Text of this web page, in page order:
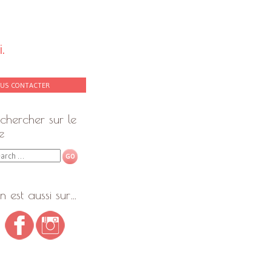
CONTACTER
sur le
est aussi sur…